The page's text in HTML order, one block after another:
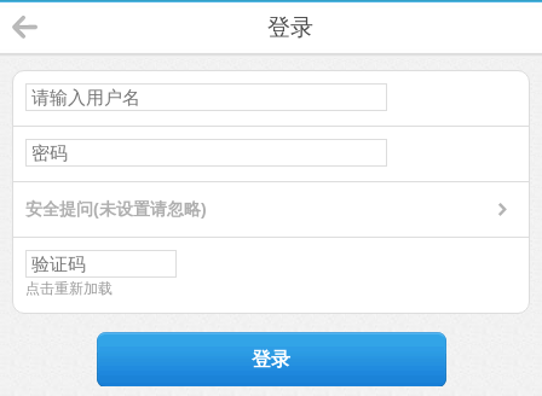
登录
安全提问(未设置请忽略)
点击重新加载
登录